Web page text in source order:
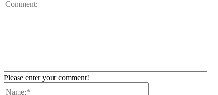
Please enter your comment!